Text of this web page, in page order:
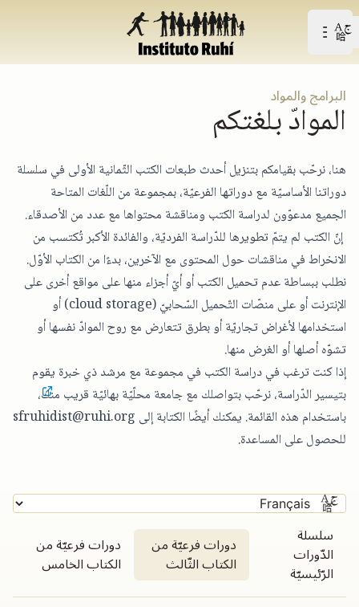
افتح القائمة الرّئيسيّة
Open user menu
البرامج والمواد
الموادّ بلغتكم
هنا، نرحّب بقيامكم بتنزيل أحدث طبعات الكتب الثّمانية الأولى في سلسلة
دوراتنا الأساسيّة مع دوراتها الفرعيّة، بمجموعة من اللّغات المتاحة
الجميع مدعوّون لدراسة الكتب ومناقشة محتواها مع عدد من الأصدقاء.
إنّ الكتب لم يتمّ تطويرها للدّراسة الفرديّة، والفائدة الأكبر تُكتسب من
الانخراط في مناقشات حول المحتوى مع الآخرين، بدءًا من الكتاب الأوّل.
نطلب ببساطة عدم تحميل الكتب أو أيّ أجزاء منها على مواقع أخرى على
الإنترنت أو على منصّات التّحميل السّحابيّ (cloud storage) أو
استخدامها لأغراض تجاريّة أو بطرق تتعارض مع روح الموادّ نفسها أو
تشوّه أصلها أو الغرض منها.
إذا كنت ترغب في دراسة الكتب في مجموعة مع مرشد ذي خبرة يقوم
بتيسير الدّراسة،نرحّب بتواصلك مع جامعة محلّيّة بهائيّة قريب منك،
باستخدام هذه القائمة. يمكنك أيضًا الكتابة إلى sfruhidist@ruhi.org
للحصول على المساعدة.
سلسلة
الدّورات
الرّئيسيّة
دورات فرعيّة من
الكتاب الثّالث
دورات فرعيّة من
الكتاب الخامس